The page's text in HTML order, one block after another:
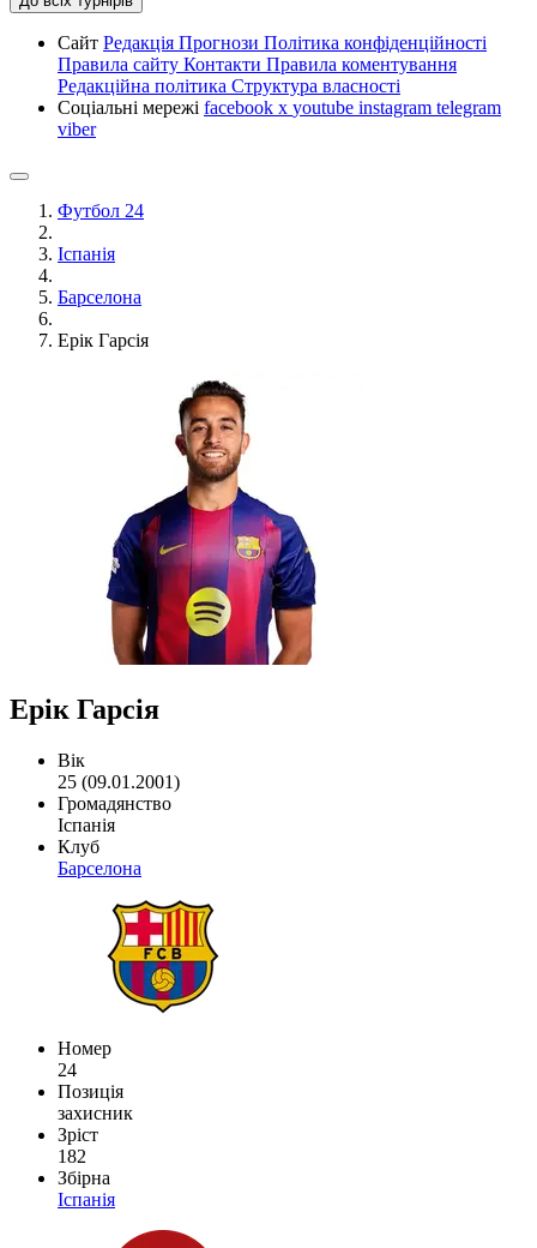
Сайт Редакція Прогнози Політика конфіденційності
Правила сайту Контакти Правила коментування
Редакційна політика Структура власності
Соціальні мережі facebook x youtube instagram telegram
viber
Футбол 24
Іспанія
Барселона
Ерік Гарсія
Ерік Гарсія
Вік
25 (09.01.2001)
Громадянство
Іспанія
Клуб
Барселона
Номер
24
Позиція
захисник
Зріст
182
Збірна
Іспанія